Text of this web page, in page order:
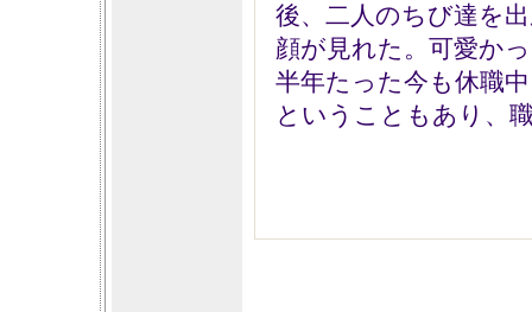
後、二人のちび達を
顔が見れた。可愛か
半年たった今も休職
ということもあり、